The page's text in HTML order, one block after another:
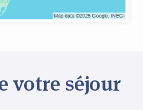
votre séjour